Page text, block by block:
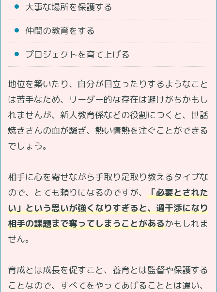
大事な場所を保護する
仲間の教育をする
プロジェクトを育て上げる
地位を築いたり、自分が目立ったりするようなこと
は苦手なため、リーダー的な存在は避けがちかもし
れませんが、新人教育係などの役割につくと、世話
焼きさんの血が騒ぎ、熱い情熱を注ぐことができる
でしょう。
相手に心を寄せながら手取り足取り教えるタイプな
ので、とても頼りになるのですが、 「必要とされた
い」という思いが強くなりすぎると、過干渉になり
相手の課題まで奪ってしまうことがあるかもしれま
せん。
育成とは成長を促すこと、養育とは監督や保護する
ことなので、すべてをやってあげることとは違い、